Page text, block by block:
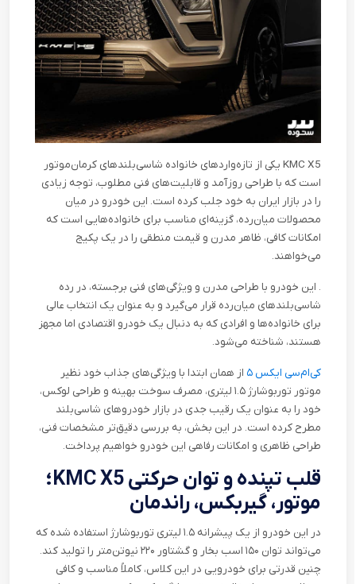
KMC X5 یکی از تازه‌واردهای خانواده شاسی‌بلندهای کرمان‌موتور
است که با طراحی روزآمد و قابلیت‌های فنی مطلوب، توجه زیادی
را در بازار ایران به خود جلب کرده است. این خودرو در میان
محصولات میان‌رده، گزینه‌ای مناسب برای خانواده‌هایی است که
امکانات کافی، ظاهر مدرن و قیمت منطقی را در یک پکیج
می‌خواهند.
. این خودرو با طراحی مدرن و ویژگی‌های فنی برجسته، در رده
شاسی‌بلندهای میان‌رده قرار می‌گیرد و به عنوان یک انتخاب عالی
برای خانواده‌ها و افرادی که به دنبال یک خودرو اقتصادی اما مجهز
هستند، شناخته می‌شود.
کی‌ام‌سی ایکس ۵
از همان ابتدا با ویژگی‌های جذاب خود نظیر
موتور توربوشارژ ۱.۵ لیتری، مصرف سوخت بهینه و طراحی لوکس،
خود را به عنوان یک رقیب جدی در بازار خودروهای شاسی‌بلند
مطرح کرده است. در این بخش، به بررسی دقیق‌تر مشخصات فنی،
طراحی ظاهری و امکانات رفاهی این خودرو خواهیم پرداخت.
قلب تپنده و توان حرکتیKMC X5؛
موتور، گیربکس، راندمان
در این خودرو از یک پیشرانه ۱.۵ لیتری توربوشارژ استفاده شده که
می‌تواند توان ۱۵۰ اسب بخار و گشتاور ۲۲۰ نیوتن‌متر را تولید کند.
چنین قدرتی برای خودرویی در این کلاس، کاملاً مناسب و کافی